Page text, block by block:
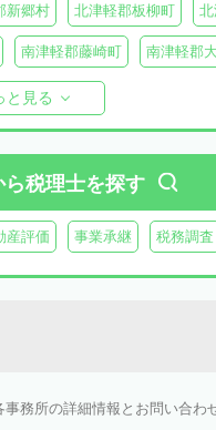
新郷村 北津軽郡板柳町
南津軽郡藤崎町 南津軽郡
東津軽郡今別町
と見る
税理士を探す
産評価 事業承継 税務調査
事務所の詳細情報とお問い合わ